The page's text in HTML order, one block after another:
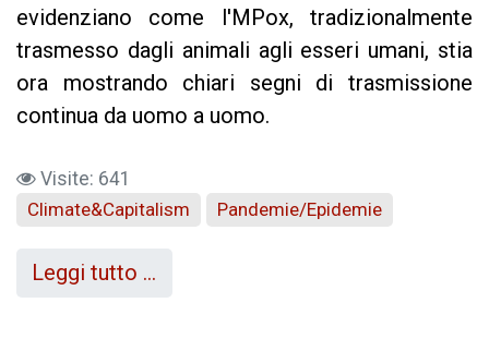
evidenziano come l'MPox, tradizionalmente
trasmesso dagli animali agli esseri umani, stia
ora mostrando chiari segni di trasmissione
continua da uomo a uomo.
Visite: 641
Climate&Capitalism
Pandemie/Epidemie
Leggi tutto …